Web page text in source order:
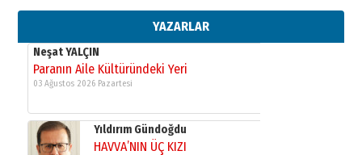
YAZARLAR
11 Mayıs 2026 Pazartesi
Neşat YALÇIN
Paranın Aile Kültüründeki Yeri
03 Ağustos 2026 Pazartesi
Yıldırım Gündoğdu
HAVVA’NIN ÜÇ KIZI